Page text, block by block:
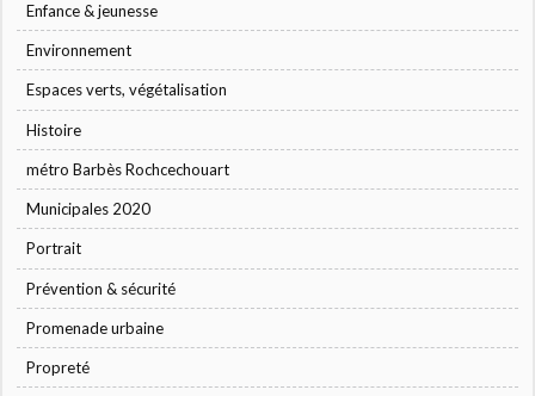
Enfance & jeunesse
Environnement
Espaces verts, végétalisation
Histoire
métro Barbès Rochcechouart
Municipales 2020
Portrait
Prévention & sécurité
Promenade urbaine
Propreté